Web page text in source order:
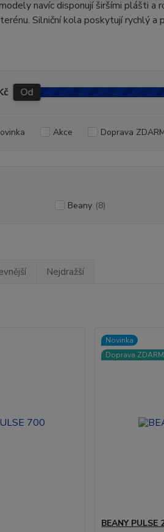
navíc disponují širšími plášti a
Silniční kola poskytují rychlý
Od
Akce Doprava
Beany (8)
Nejdražší
Novinka
Doprava
BEANY PULSE